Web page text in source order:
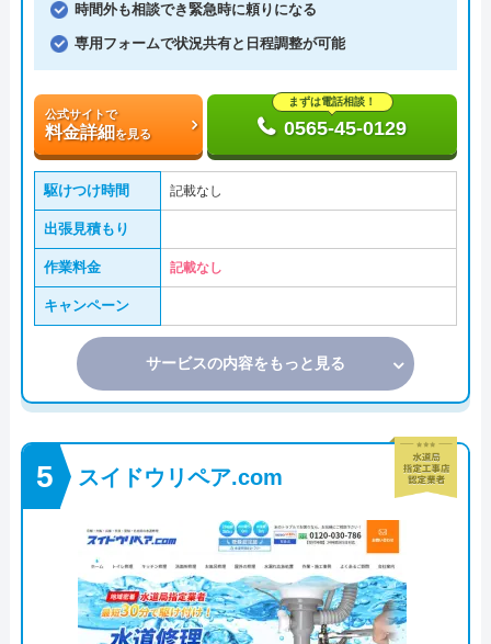
時間外も相談でき緊急時に頼りになる
専用フォームで状況共有と日程調整が可能
公式サイトで
料金詳細を見る
まずは電話相談！
0565-45-0129
駆けつけ時間 記載なし
出張見積もり
作業料金 記載なし
キャンペーン
サービスの内容をもっと見る
スイドウリペア.com